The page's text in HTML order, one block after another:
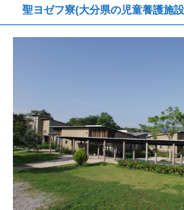
聖ヨゼフ寮(大分県の児童養護施